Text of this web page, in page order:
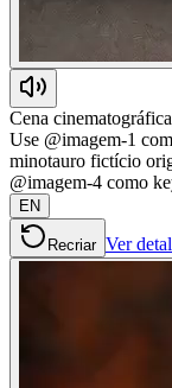
Cena
Use @imagem-1
minotauro fictício
@imagem-4 como
EN
Recriar Ver